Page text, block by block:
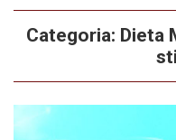
Categoria: Dieta